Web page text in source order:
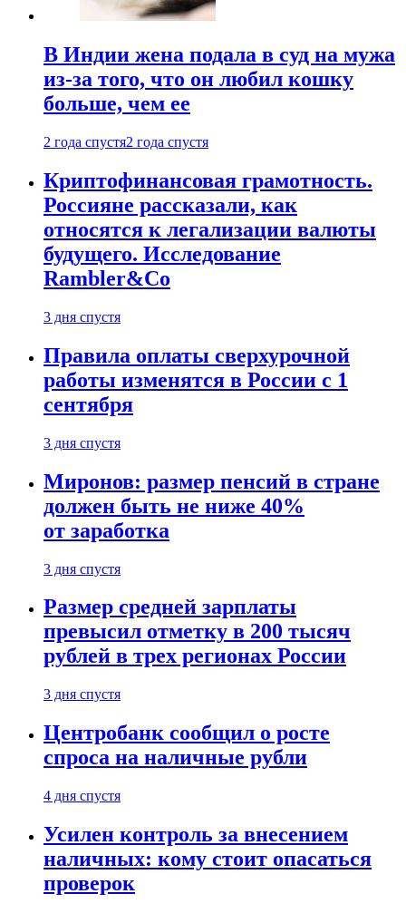
В Индии жена подала в суд на мужа
из-за того, что он любил кошку
больше, чем ее
2 года спустя2 года спустя
Криптофинансовая грамотность.
Россияне рассказали, как
относятся к легализации валюты
будущего. Исследование
Rambler&Co
3 дня спустя
Правила оплаты сверхурочной
работы изменятся в России с 1
сентября
3 дня спустя
Миронов: размер пенсий в стране
должен быть не ниже 40%
от заработка
3 дня спустя
Размер средней зарплаты
превысил отметку в 200 тысяч
рублей в трех регионах России
3 дня спустя
Центробанк сообщил о росте
спроса на наличные рубли
4 дня спустя
Усилен контроль за внесением
наличных: кому стоит опасаться
проверок